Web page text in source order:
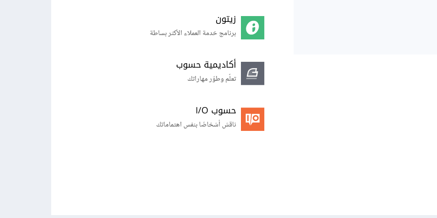
زيتون
برنامج خدمة العملاء الأكثر بساطة
أكاديمية حسوب
تعلّم وطوّر مهاراتك
حسوب I/O
ناقش أشخاصًا بنفس اهتماماتك